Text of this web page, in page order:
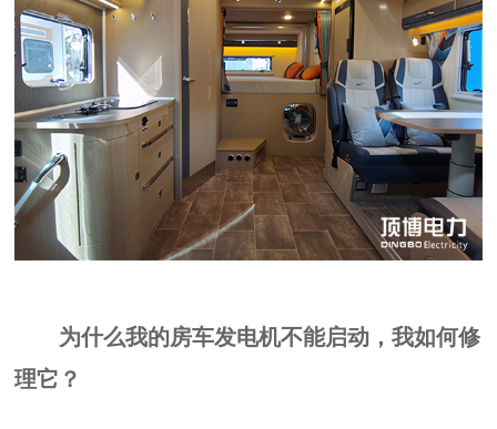
为什么我的房车发电机不能启动，我如何修
理它？